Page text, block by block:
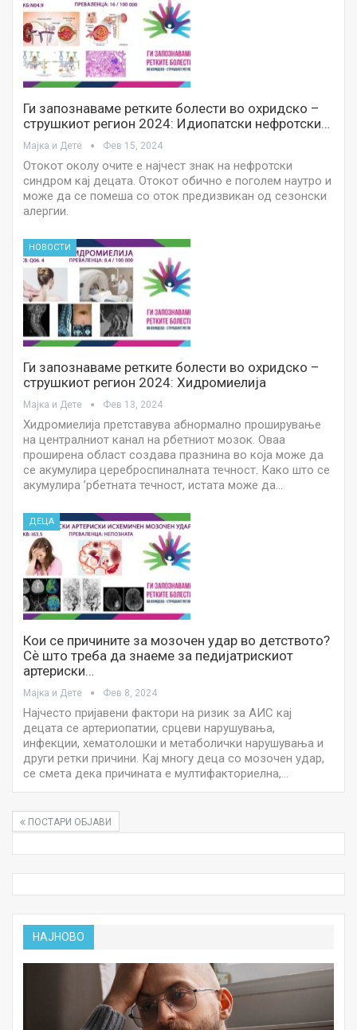
Ги запознаваме ретките болести во охридско –
струшкиот регион 2024: Идиопатски нефротски…
Мајка и Дете Фев 15, 2024
Отокот околу очите е најчест знак на нефротски
синдром кај децата. Отокот обично е поголем наутро и
може да се помеша со оток предизвикан од сезонски
алергии.
НОВОСТИ
Ги запознаваме ретките болести во охридско –
струшкиот регион 2024: Хидромиелија
Мајка и Дете Фев 13, 2024
Хидромиелија претставува абнормално проширување
на централниот канал на рбетниот мозок. Оваа
проширена област создава празнина во која може да
се акумулира цереброспиналната течност. Како што се
акумулира ’рбетната течност, истата може да…
ДЕЦА
Кои се причините за мозочен удар во детството?
Сѐ што треба да знаеме за педијатрискиот
артериски…
Мајка и Дете Фев 8, 2024
Најчесто пријавени фактори на ризик за АИС кај
децата се артериопатии, срцеви нарушувања,
инфекции, хематолошки и метаболички нарушувања и
други ретки причини. Кај многу деца со мозочен удар,
се смета дека причината е мултифакториелна,…
ПОСТАРИ ОБЈАВИ
НАЈНОВО